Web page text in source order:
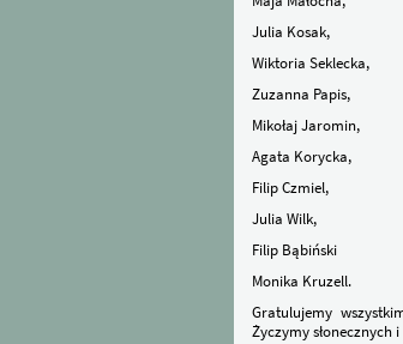
Julia Kosak,
Wiktoria Seklecka,
Zuzanna Papis,
Mikołaj Jaromin,
Agata Korycka,
Filip Czmiel,
Julia Wilk,
Filip Bąbiński
Monika Kruzell.
Gratulujemy
Życzymy słonecznych